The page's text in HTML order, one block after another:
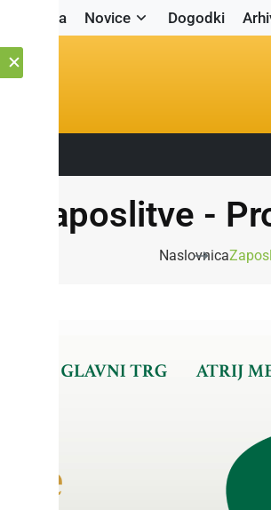
Naslovnica Novice Dogodki
Zaposlitve -
Naslovnica